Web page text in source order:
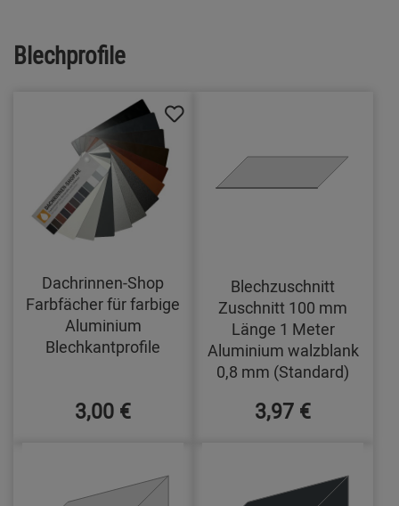
Blechprofile
Dachrinnen-Shop
Farbfächer für farbige
Aluminium
Blechkantprofile
3,00 €
Blechzuschnitt
Zuschnitt 100 mm
Länge 1 Meter
Aluminium walzblank
0,8 mm (Standard)
3,97 €